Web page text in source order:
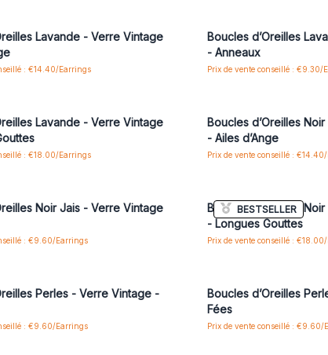
Lavande - Verre Vintage
: €14.40/Earrings
Boucles d’Oreilles
- Anneaux
Prix de vente conseillé : €9.30/
Lavande - Verre Vintage
: €18.00/Earrings
Boucles d’Oreilles
- Ailes d’Ange
Prix de vente conseillé :
Noir Jais - Verre Vintage
: €9.60/Earrings
BESTSELLER
Boucles d’Oreilles
- Longues Gouttes
Prix de vente conseillé :
Perles - Verre Vintage -
: €9.60/Earrings
Boucles d’Oreilles
Fées
Prix de vente conseillé : €9.60/